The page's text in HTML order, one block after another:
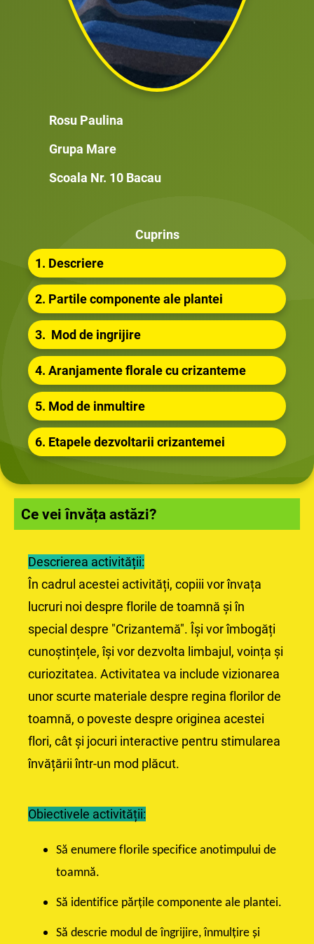
Rosu Paulina
Grupa Mare
Scoala Nr. 10 Bacau
Cuprins
1. Descriere
2. Partile componente ale plantei
3. Mod de ingrijire
4. Aranjamente florale cu crizanteme
5. Mod de inmultire
6. Etapele dezvoltarii crizantemei
Ce vei învăța astăzi?
Descrierea activității:
În cadrul acestei activități, copiii vor învața
lucruri noi despre florile de toamnă și în
special despre "Crizantemă". Își vor îmbogăți
cunoștințele, își vor dezvolta limbajul, voința și
curiozitatea. Activitatea va include vizionarea
unor scurte materiale despre regina florilor de
toamnă, o poveste despre originea acestei
flori, cât și jocuri interactive pentru stimularea
învățării într-un mod plăcut.
Obiectivele activității:
Să enumere florile specifice anotimpului de
toamnă.
Să identifice părțile componente ale plantei.
Să descrie modul de îngrijire, înmulțire și